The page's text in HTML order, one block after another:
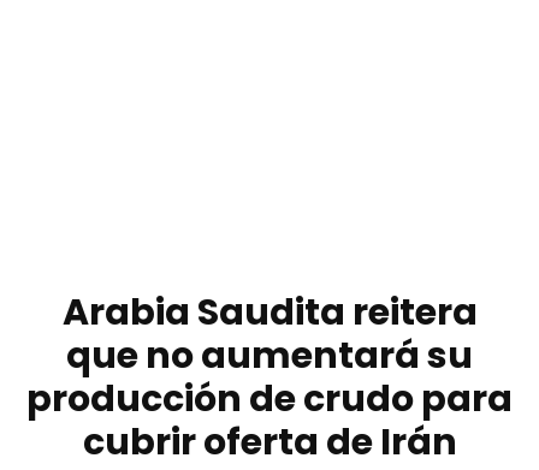
Arabia Saudita reitera
que no aumentará su
producción de crudo para
cubrir oferta de Irán